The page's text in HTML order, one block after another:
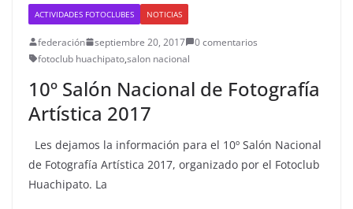
ACTIVIDADES FOTOCLUBES NOTICIAS
federación septiembre 20, 2017
0 comentarios
fotoclub huachipato,salon nacional
10º Salón Nacional de Fotografía
Artística 2017
Les dejamos la información para el 10º Salón Nacional
de Fotografía Artística 2017, organizado por el Fotoclub
Huachipato. La